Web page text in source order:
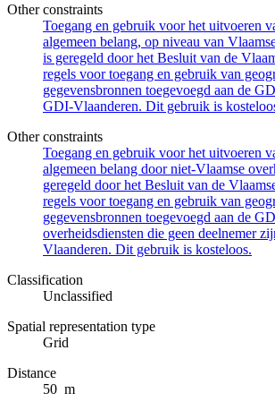
Other constraints
Toegang en gebruik voor het uitvoeren
algemeen belang, op niveau van
is geregeld door het Besluit van de
regels voor toegang en gebruik van
gegevensbronnen toegevoegd aan de
GDI-Vlaanderen. Dit gebruik is
Other constraints
Toegang en gebruik voor het uitvoeren
algemeen belang door niet-Vlaamse
geregeld door het Besluit van de
regels voor toegang en gebruik van
gegevensbronnen toegevoegd aan de
overheidsdiensten die geen deelnemer
Vlaanderen. Dit gebruik is kosteloos.
Classification
Unclassified
Spatial representation type
Grid
Distance
50 m